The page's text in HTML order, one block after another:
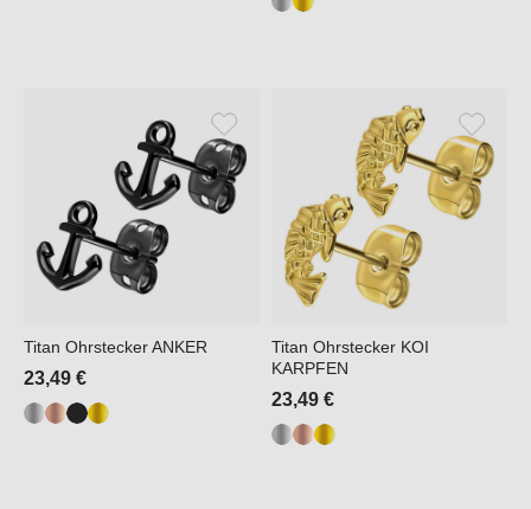
Titan Ohrstecker ANKER
23,49 €
Titan Ohrstecker KOI
KARPFEN
23,49 €